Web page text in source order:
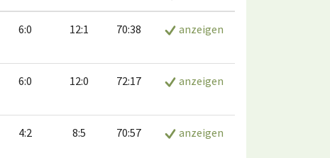
6:0 12:1 70:38 anzeigen
6:0 12:0 72:17 anzeigen
4:2 8:5 70:57 anzeigen